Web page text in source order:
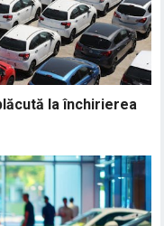
la închirierea